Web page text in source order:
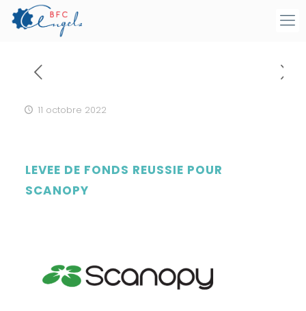
11 octobre 2022
LEVEE DE FONDS REUSSIE POUR
SCANOPY